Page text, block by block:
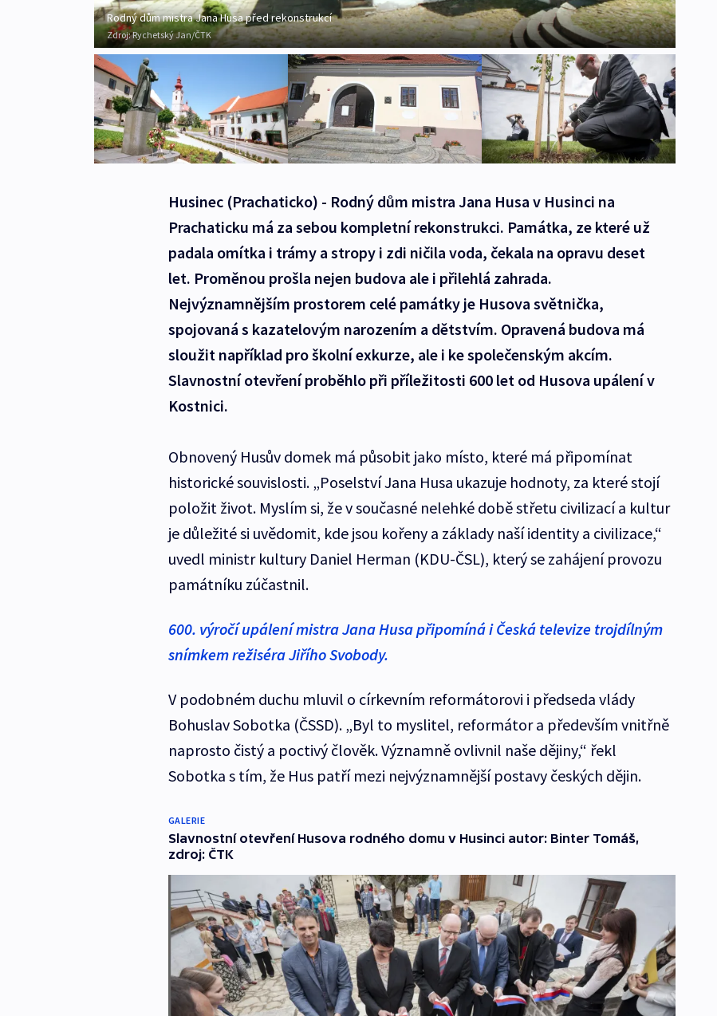
Rodný dům mistra Jana Husa před rekonstrukcí
Zdroj:Rychetský Jan/ČTK
Husinec (Prachaticko) - Rodný dům mistra Jana Husa v Husinci na
Prachaticku má za sebou kompletní rekonstrukci. Památka, ze které už
padala omítka i trámy a stropy i zdi ničila voda, čekala na opravu deset
let. Proměnou prošla nejen budova ale i přilehlá zahrada.
Nejvýznamnějším prostorem celé památky je Husova světnička,
spojovaná s kazatelovým narozením a dětstvím. Opravená budova má
sloužit například pro školní exkurze, ale i ke společenským akcím.
Slavnostní otevření proběhlo při příležitosti 600 let od Husova upálení v
Kostnici.
Obnovený Husův domek má působit jako místo, které má připomínat
historické souvislosti. „Poselství Jana Husa ukazuje hodnoty, za které stojí
položit život. Myslím si, že v současné nelehké době střetu civilizací a kultur
je důležité si uvědomit, kde jsou kořeny a základy naší identity a civilizace,“
uvedl ministr kultury Daniel Herman (KDU-ČSL), který se zahájení provozu
památníku zúčastnil.
600. výročí upálení mistra Jana Husa připomíná i Česká televize trojdílným
snímkem režiséra Jiřího Svobody.
V podobném duchu mluvil o církevním reformátorovi i předseda vlády
Bohuslav Sobotka (ČSSD). „Byl to myslitel, reformátor a především vnitřně
naprosto čistý a poctivý člověk. Významně ovlivnil naše dějiny,“ řekl
Sobotka s tím, že Hus patří mezi nejvýznamnější postavy českých dějin.
GALERIE
Slavnostní otevření Husova rodného domu v Husinci autor: Binter Tomáš,
zdroj: ČTK